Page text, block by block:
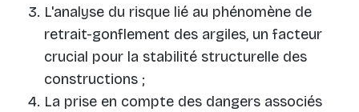
L'analyse du risque lié au phénomène de
retrait-gonflement des argiles, un facteur
crucial pour la stabilité structurelle des
constructions ;
La prise en compte des dangers associés